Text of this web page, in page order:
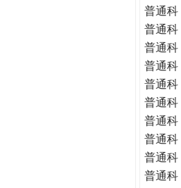
普通科
普通科
普通科
普通科
普通科
普通科
普通科
普通科
普通科
普通科